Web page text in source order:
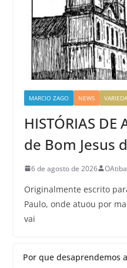
MARCIO ZAGO NEWS
HISTÓRIAS DE
de Bom Jesus
6 de agosto de 2026
Originalmente escrito
Paulo, onde atuou por
vai
Por que desaprendemos